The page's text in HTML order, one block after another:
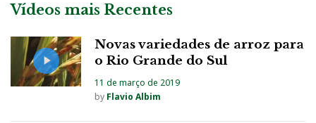
Vídeos mais Recentes
Novas variedades de arroz para
o Rio Grande do Sul
11 de março de 2019
by Flavio Albim